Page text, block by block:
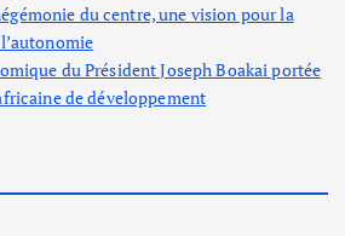
du centre, une vision pour la
du Président Joseph Boakai portée
de développement